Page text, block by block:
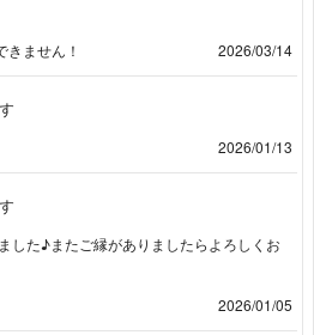
ません！
2026/03/14
2026/01/13
した♪またご縁がありましたらよろしくお
2026/01/05